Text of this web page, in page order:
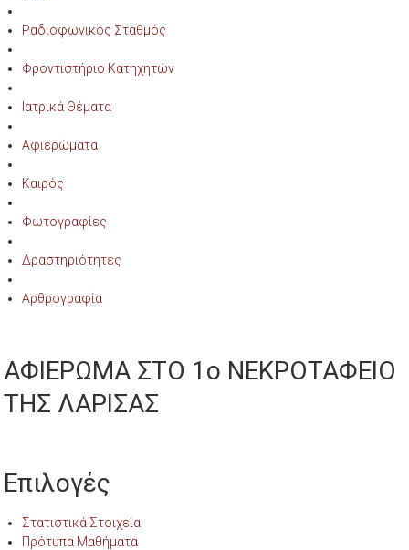
Ραδιοφωνικός Σταθμός
Φροντιστήριο Κατηχητών
Ιατρικά Θέματα
Αφιερώματα
Καιρός
Φωτογραφίες
Δραστηριότητες
Αρθρογραφία
ΑΦΙΕΡΩΜΑ ΣΤΟ 1ο ΝΕΚΡΟΤΑΦΕΙΟ
ΤΗΣ ΛΑΡΙΣΑΣ
Επιλογές
Στατιστικά Στοιχεία
Πρότυπα Μαθήματα